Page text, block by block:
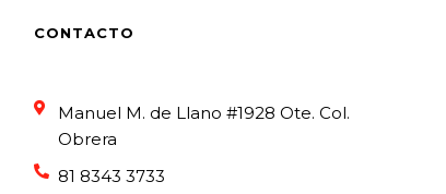
CONTACTO
Manuel M. de Llano #1928 Ote. Col.
Obrera
81 8343 3733